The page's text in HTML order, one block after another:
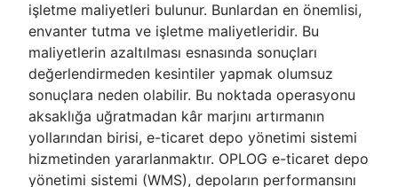
işletme maliyetleri bulunur. Bunlardan en önemlisi,
envanter tutma ve işletme maliyetleridir. Bu
maliyetlerin azaltılması esnasında sonuçları
değerlendirmeden kesintiler yapmak olumsuz
sonuçlara neden olabilir. Bu noktada operasyonu
aksaklığa uğratmadan kâr marjını artırmanın
yollarından birisi, e-ticaret depo yönetimi sistemi
hizmetinden yararlanmaktır. OPLOG e-ticaret depo
yönetimi sistemi (WMS), depoların performansını